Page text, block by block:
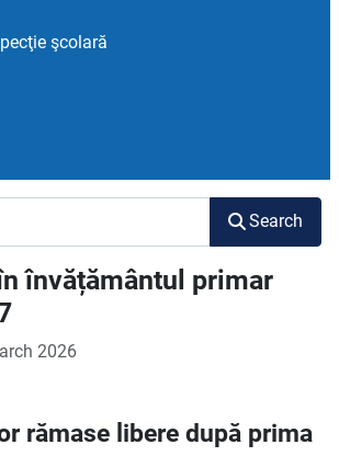
şcolară
Search
învățământul primar
2026
rămase libere după prima